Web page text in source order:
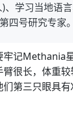
学习当地语
四号研究专家。
记Methania
很长，体重
第三只眼具